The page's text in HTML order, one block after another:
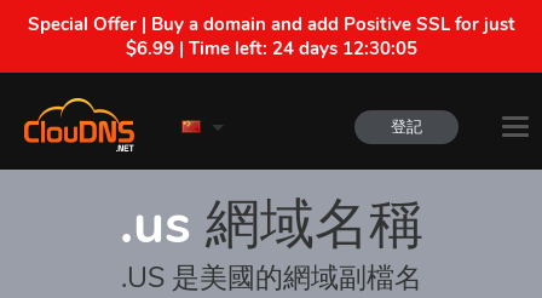
Special Offer | Buy a domain and add Positive SSL for just
$6.99 | Time left: 24 days 12:30:05
登記
.us 網域名稱
.US 是美國的網域副檔名